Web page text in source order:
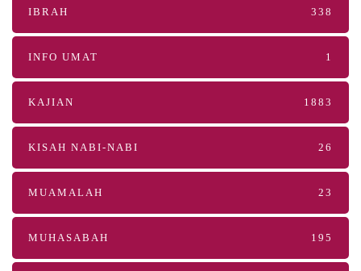
IBRAH 338
INFO UMAT 1
KAJIAN 1883
KISAH NABI-NABI 26
MUAMALAH 23
MUHASABAH 195